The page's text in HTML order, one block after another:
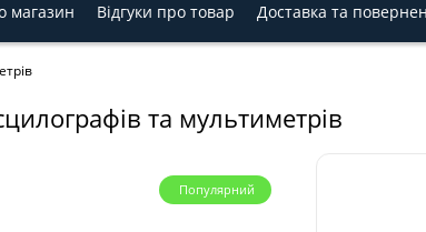
магазин Відгуки про товар Доставка та
та мультиметрів
Популярний